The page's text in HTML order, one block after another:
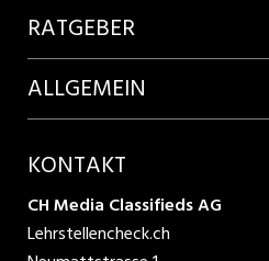
Lehrstellen suchen
Kundenlogin
Inserieren
Produkte
RATGEBER
Lehrberufe entdecken
ALLGEMEIN
AGB
Datenschutzbestimmungen
KONTAKT
CH Media Classifieds AG
Lehrstellencheck.ch